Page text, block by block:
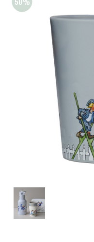
Aurinko ja
Ota meihin